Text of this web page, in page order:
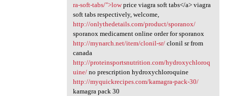
ra-soft-tabs/">lowprice viagra soft tabs</a> viagra
soft tabs respectively, welcome,
http://onlythedetails.com/product/sporanox/
sporanox medicament online order for sporanox
http://mynarch.net/item/clonil-sr/clonil sr from
canada
http://proteinsportsnutrition.com/hydroxychloroq
uine/no prescription hydroxychloroquine
http://myquickrecipes.com/kamagra-pack-30/
kamagra pack 30